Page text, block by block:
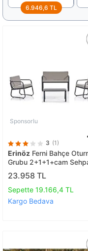
6.946,6 TL
Sponsorlu
3 (1)
Erinöz Ferni Bahçe
Grubu 2+1+1+cam
23.958 TL
Sepette 19.166,4 TL
Kargo Bedava